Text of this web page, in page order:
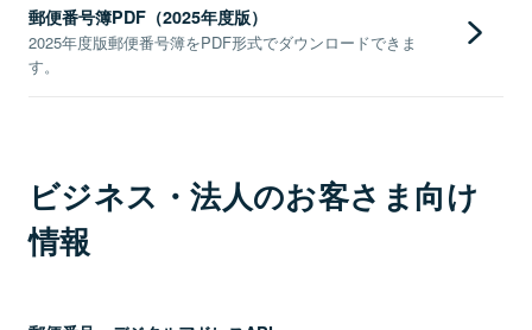
郵便番号簿PDF（2025年度版）
2025年度版郵便番号簿をPDF形式でダウンロードできま
す。
ビジネス・法人のお客さま向け
情報